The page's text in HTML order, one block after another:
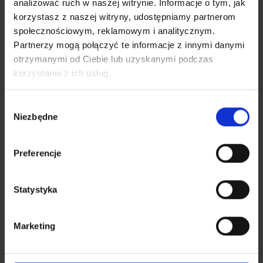
analizować ruch w naszej witrynie. Informacje o tym, jak
korzystasz z naszej witryny, udostępniamy partnerom
społecznościowym, reklamowym i analitycznym.
Partnerzy mogą połączyć te informacje z innymi danymi
otrzymanymi od Ciebie lub uzyskanymi podczas
korzystania z ich usług.
zgody
Niezbędne
Preferencje
Statystyka
Marketing
do Twojego życia.
ZOBACZ INWESTYCJE NOVISA
Udostepnij ten artykuł:
Sprawdź nasze aktualne inwestycje
Zobacz, gdzie budujemy – sprawdź dostępne